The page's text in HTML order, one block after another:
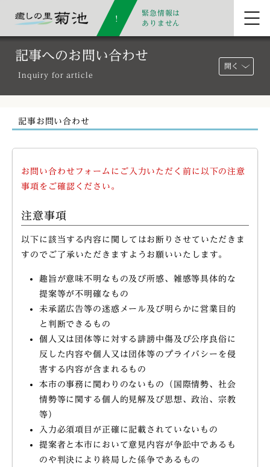
緊急情報は
ありません
記事へのお問い合わせ
Inquiry for article
開く
記事お問い合わせ
お問い合わせフォームにご入力いただく前に以下の注意
事項をご確認ください。
注意事項
以下に該当する内容に関してはお断りさせていただきま
すのでご了承いただきますようお願いいたします。
趣旨が意味不明なもの及び所感、雑感等具体的な
提案等が不明確なもの
未承諾広告等の迷惑メール及び明らかに営業目的
と判断できるもの
個人又は団体等に対する誹謗中傷及び公序良俗に
反した内容や個人又は団体等のプライバシーを侵
害する内容が含まれるもの
本市の事務に関わりのないもの（国際情勢、社会
情勢等に関する個人的見解及び思想、政治、宗教
等）
入力必須項目が正確に記載されていないもの
提案者と本市において意見内容が争訟中であるも
のや判決により終局した係争であるもの